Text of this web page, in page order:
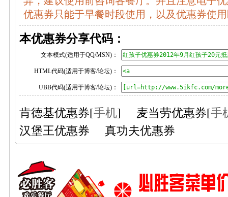
优惠券只能于早餐时段使用，以及优惠券使
本优惠券分享代码：
文本模式(适用于QQ/MSN)：
HTML代码(适用于博客/论坛)：
UBB代码(适用于博客/论坛)：
肯德基优惠券[手机] 麦当劳优惠券[手
汉堡王优惠券
真功夫优惠券